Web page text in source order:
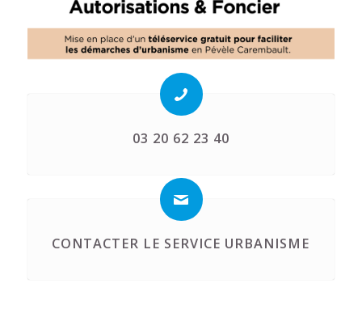
03 20 62 23 40
CONTACTER LE SERVICE URBANISME